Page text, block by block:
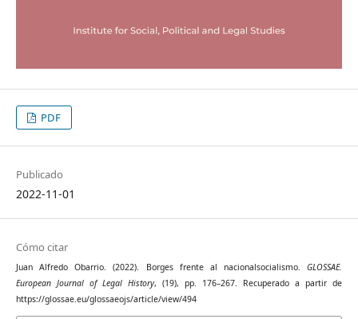
PDF
Publicado
2022-11-01
Cómo citar
Juan Alfredo Obarrio. (2022). Borges frente al nacionalsocialismo.GLOSSAE.
European Journal of Legal History, (19), pp. 176–267. Recuperado a partir de
https://glossae.eu/glossaeojs/article/view/494